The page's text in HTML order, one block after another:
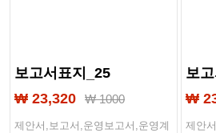
보고서표지_25
₩ 23,320
₩ 1000
제안서,보고서,운영보고서,운영계
보
₩
제안